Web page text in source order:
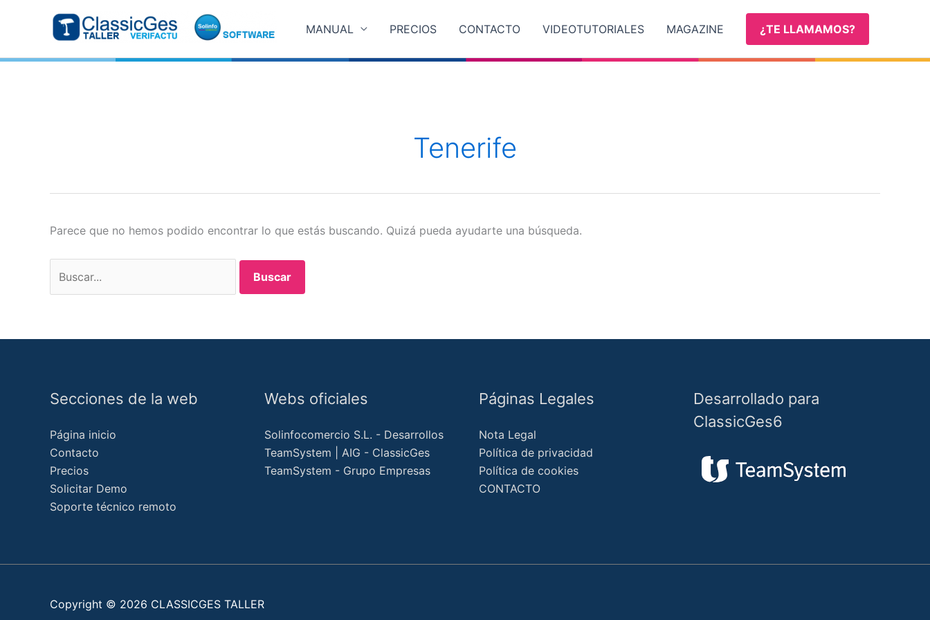
MANUAL PRECIOS CONTACTO VIDEOTUTORIALES MAGAZINE ¿TE LLAMAMOS?
Tenerife
Parece que no hemos podido encontrar lo que estás buscando. Quizá pueda ayudarte una búsqueda.
por:
Secciones de la web
Página inicio
Contacto
Precios
Solicitar Demo
Soporte técnico remoto
Webs oficiales
Solinfocomercio S.L. - Desarrollos
TeamSystem | AIG - ClassicGes
TeamSystem - Grupo Empresas
Páginas Legales
Nota Legal
Política de privacidad
Política de cookies
CONTACTO
Desarrollado para
ClassicGes6
Copyright © 2026 CLASSICGES TALLER